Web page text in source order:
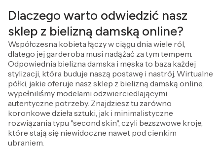
Dlaczego warto odwiedzić nasz
sklep z bielizną damską online?
Współczesna kobieta łączy w ciągu dnia wiele ról,
dlatego jej garderoba musi nadążać za tym tempem.
Odpowiednia bielizna damska i męska to baza każdej
stylizacji, która buduje naszą postawę i nastrój. Wirtualne
półki, jakie oferuje nasz sklep z bielizną damską online,
wypełniliśmy modelami odzwierciedlającymi
autentyczne potrzeby. Znajdziesz tu zarówno
koronkowe dzieła sztuki, jak i minimalistyczne
rozwiązania typu "second skin", czyli bezszwowe kroje,
które stają się niewidoczne nawet pod cienkim
ubraniem.